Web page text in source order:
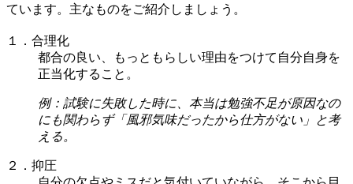
ています。主なものをご紹介しましょう。
１．合理化
都合の良い、もっともらしい理由をつけて自分自身を
正当化すること。
例：試験に失敗した時に、本当は勉強不足が原因なの
にも関わらず「風邪気味だったから仕方がない」と考
える。
２．抑圧